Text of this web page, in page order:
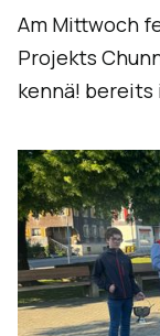
Am Mittwoch
Projekts
kennä! bereits